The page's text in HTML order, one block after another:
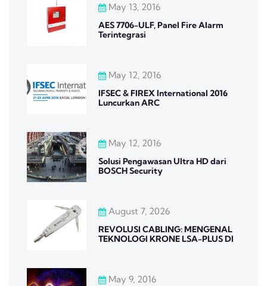
May 13, 2016
AES 7706-ULF, Panel Fire Alarm
Terintegrasi
May 12, 2016
IFSEC & FIREX International 2016
Luncurkan ARC
May 12, 2016
Solusi Pengawasan Ultra HD dari
BOSCH Security
August 7, 2026
REVOLUSI CABLING: MENGENAL
TEKNOLOGI KRONE LSA-PLUS DI
May 9, 2016